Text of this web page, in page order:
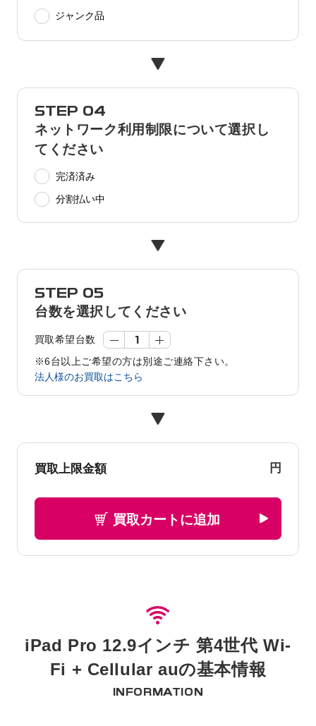
ジャンク品
STEP 04
ネットワーク利用制限について選択し
てください
完済済み
分割払い中
STEP 05
台数を選択してください
買取希望台数
※6台以上ご希望の方は別途ご連絡下さい。
法人様のお買取はこちら
買取上限金額 円
買取カートに追加
iPad Pro 12.9インチ 第4世代 Wi-
Fi + Cellular auの基本情報
INFORMATION